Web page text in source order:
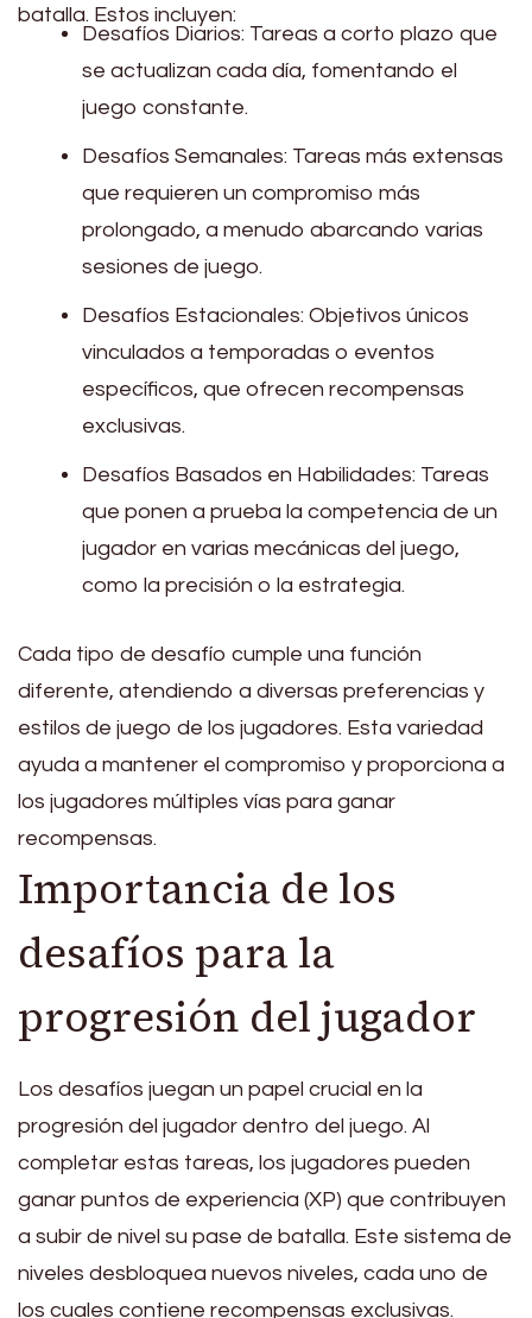
batalla. Estos incluyen:
Desafíos Diarios: Tareas a corto plazo que
se actualizan cada día, fomentando el
juego constante.
Desafíos Semanales: Tareas más extensas
que requieren un compromiso más
prolongado, a menudo abarcando varias
sesiones de juego.
Desafíos Estacionales: Objetivos únicos
vinculados a temporadas o eventos
específicos, que ofrecen recompensas
exclusivas.
Desafíos Basados en Habilidades: Tareas
que ponen a prueba la competencia de un
jugador en varias mecánicas del juego,
como la precisión o la estrategia.
Cada tipo de desafío cumple una función
diferente, atendiendo a diversas preferencias y
estilos de juego de los jugadores. Esta variedad
ayuda a mantener el compromiso y proporciona a
los jugadores múltiples vías para ganar
recompensas.
Importancia de los
desafíos para la
progresión del jugador
Los desafíos juegan un papel crucial en la
progresión del jugador dentro del juego. Al
completar estas tareas, los jugadores pueden
ganar puntos de experiencia (XP) que contribuyen
a subir de nivel su pase de batalla. Este sistema de
niveles desbloquea nuevos niveles, cada uno de
los cuales contiene recompensas exclusivas.